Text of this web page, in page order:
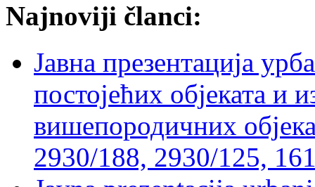
Najnoviji članci:
Јавна презентација
постојећих објеката и
вишепородичних
2930/188, 2930/125,